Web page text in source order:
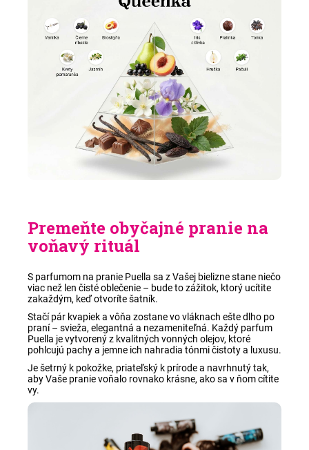
Premeňte obyčajné pranie na
voňavý rituál
S parfumom na pranie Puella sa z Vašej bielizne stane niečo
viac než len čisté oblečenie – bude to zážitok, ktorý ucítite
zakaždým, keď otvoríte šatník.
Stačí pár kvapiek a vôňa zostane vo vláknach ešte dlho po
praní – svieža, elegantná a nezameniteľná. Každý parfum
Puella je vytvorený z kvalitných vonných olejov, ktoré
pohlcujú pachy a jemne ich nahradia tónmi čistoty a luxusu.
Je šetrný k pokožke, priateľský k prírode a navrhnutý tak,
aby Vaše pranie voňalo rovnako krásne, ako sa v ňom cítite
vy.